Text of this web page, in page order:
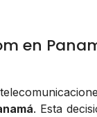
en
. Esta